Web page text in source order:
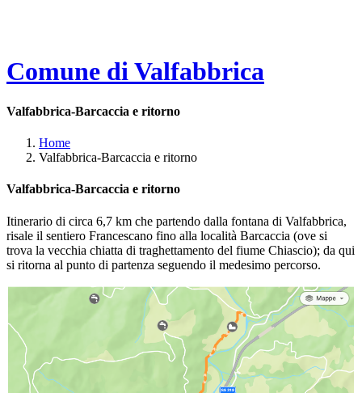
Comune di Valfabbrica
Valfabbrica-Barcaccia e ritorno
Home
Valfabbrica-Barcaccia e ritorno
Valfabbrica-Barcaccia e ritorno
Itinerario di circa 6,7 km che partendo dalla fontana di Valfabbrica,
risale il sentiero Francescano fino alla località Barcaccia (ove si
trova la vecchia chiatta di traghettamento del fiume Chiascio); da qui
si ritorna al punto di partenza seguendo il medesimo percorso.